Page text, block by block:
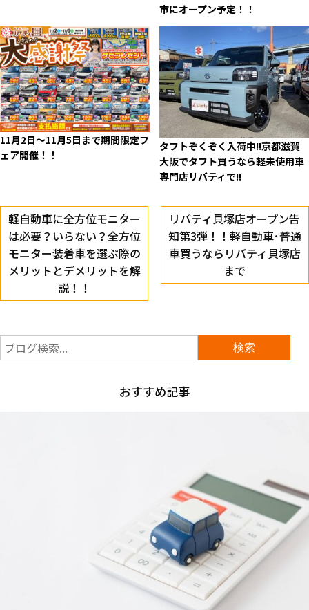
市にオープン予定！！
11月2日～11月5日まで期間限定フ
ェア開催！！
タフトぞくぞく入荷中!!京都滋賀
大阪でタフト買うなら軽未使用車
専門店リバティで!!
軽自動車に全方位モニター
は必要？いらない？全方位
モニター装着車を選ぶ際の
メリットとデメリットを解
説！！
リバティ貝塚店オープン告
知第3弾！！軽自動車･普通
車買うならリバティ貝塚店
まで
おすすめ記事